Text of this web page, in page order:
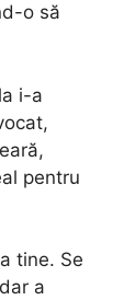
o să
i-a
pentru
tine. Se
a